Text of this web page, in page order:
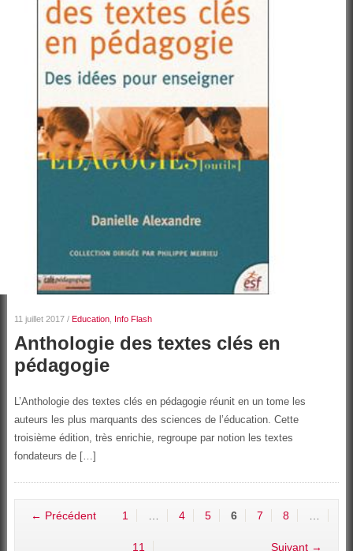
11 juillet 2017/ Education, Info Flash
Anthologie des textes clés en
pédagogie
L’Anthologie des textes clés en pédagogie réunit en un tome les
auteurs les plus marquants des sciences de l’éducation. Cette
troisième édition, très enrichie, regroupe par notion les textes
fondateurs de […]
← Précédent 1 4 5 6 7 8
11 Suivant →